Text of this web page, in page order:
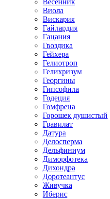
Весенник
Виола
Вискария
Гайлардия
Гацания
Гвоздика
Гейхера
Гелиотроп
Гелихризум
Георгины
Гипсофила
Годеция
Гомфрена
Горошек душистый
Гравилат
Датура
Делосперма
Дельфиниум
Диморфотека
Дихондра
Доротеантус
Живучка
Иберис